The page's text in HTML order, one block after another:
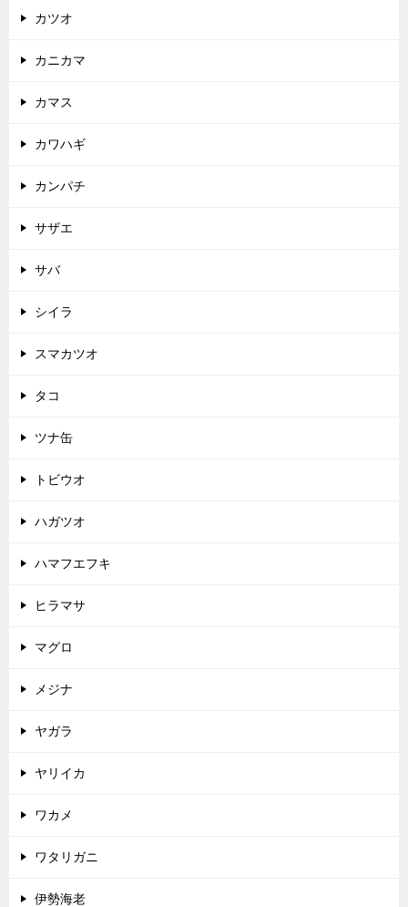
カツオ
カニカマ
カマス
カワハギ
カンパチ
サザエ
サバ
シイラ
スマカツオ
タコ
ツナ缶
トビウオ
ハガツオ
ハマフエフキ
ヒラマサ
マグロ
メジナ
ヤガラ
ヤリイカ
ワカメ
ワタリガニ
伊勢海老